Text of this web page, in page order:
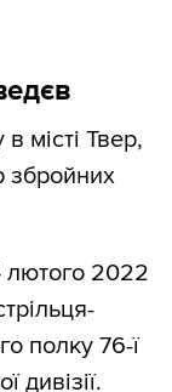
місті Твер,
збройних
лютого 2022
полку 76-ї
дивізії.